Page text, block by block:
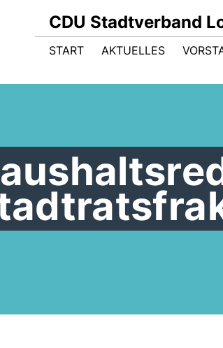
CDU Stadtverband
START AKTUELLES